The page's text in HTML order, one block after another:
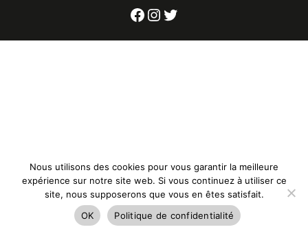
Facebook
Instagram
Twitter
Nous utilisons des cookies pour vous garantir la meilleure
expérience sur notre site web. Si vous continuez à utiliser ce
site, nous supposerons que vous en êtes satisfait.
OK
Politique de confidentialité